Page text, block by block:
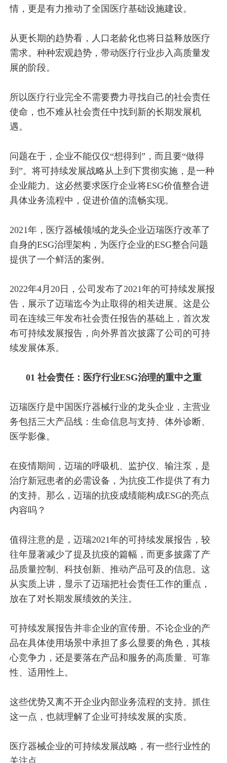
情，更是有力推动了全国医疗基础设施建设。
从更长期的趋势看，人口老龄化也将日益释放医疗
需求。种种宏观趋势，带动医疗行业步入高质量发
展的阶段。
所以医疗行业完全不需要费力寻找自己的社会责任
使命，也不难从社会责任中找到新的长期发展机
遇。
问题在于，企业不能仅仅“想得到”，而且要“做得
到”。将可持续发展战略从上到下贯彻实施，是一种
企业能力。这必然要求医疗企业将ESG价值整合进
具体业务流程中，促进价值的流畅实现。
2021年，医疗器械领域的龙头企业迈瑞医疗改革了
自身的ESG治理架构，为医疗企业的ESG整合问题
提供了一个鲜活的案例。
2022年4月20日，公司发布了2021年的可持续发展报
告，展示了迈瑞迄今为止取得的相关进展。这是公
司在连续三年发布社会责任报告的基础上，首次发
布可持续发展报告，向外界首次披露了公司的可持
续发展体系。
01 社会责任：医疗行业ESG治理的重中之重
迈瑞医疗是中国医疗器械行业的龙头企业，主营业
务包括三大产品线：生命信息与支持、体外诊断、
医学影像。
在疫情期间，迈瑞的呼吸机、监护仪、输注泵，是
治疗新冠患者的必需设备，为抗疫工作提供了有力
的支持。那么，迈瑞的抗疫成绩能构成ESG的亮点
内容吗？
值得注意的是，迈瑞2021年的可持续发展报告，较
往年显著减少了提及抗疫的篇幅，而更多披露了产
品质量控制、科技创新、推动产品可及的信息。这
从实质上讲，显示了迈瑞把社会责任工作的重点，
放在了对长期发展绩效的关注。
可持续发展报告并非企业的宣传册。不论企业的产
品在具体使用场景中承担了多么显要的角色，其核
心竞争力，还是要落在产品和服务的高质量、可靠
性、适用性上。
这些优势又离不开企业内部业务流程的支持。抓住
这一点，也就理解了企业可持续发展的实质。
医疗器械企业的可持续发展战略，有一些行业性的